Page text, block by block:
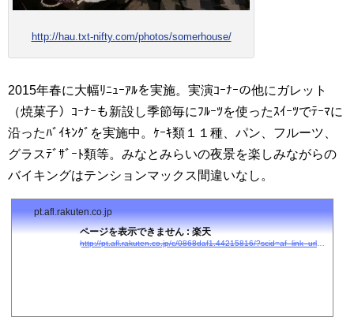
http://hau.txt-nifty.com/photos/somerhouse/
2015年春に大幅ﾘﾆｭｰｱﾙを実施。実演ｺｰﾅｰの他にガレット
（焼菓子）ｺｰﾅｰも新設し季節毎にﾌﾙｰﾂを使ったｽｲｰﾂでﾃｰﾏに
沿ったﾊﾞｲｷﾝｸﾞを実施中。ｹｰｷ類１１種、パン、フルーツ、
グラスﾃﾞｻﾞｰﾄ類等。みなとみらいの夜景を楽しみながらの
バイキングはテンションマックス間違いなし。
pt.afl.rakuten.co.jp
ページを表示できません : 楽天